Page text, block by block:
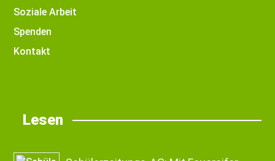
Soziale Arbeit
Spenden
Kontakt
Lesen